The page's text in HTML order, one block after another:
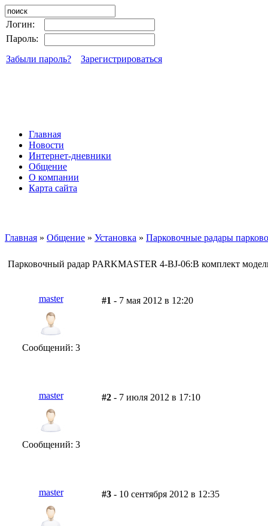
Логин:
Пароль:
Забыли пароль?
Зарегистрироваться
Главная
Новости
Интернет-дневники
Общение
О компании
Карта сайта
Главная » Общение » Установка » Парковочные радары
Парковочный радар PARKMASTER 4-BJ-06:В комплект
master
Сообщений: 3
#1 - 7 мая 2012 в 12:20
master
Сообщений: 3
#2 - 7 июля 2012 в 17:10
master #3 - 10 сентября 2012 в 12:35